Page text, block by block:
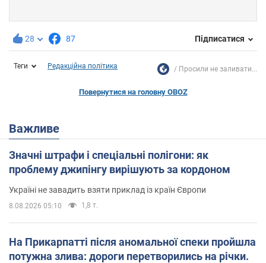
28 87 Підписатися
Теги Редакційна політика Просили не заливати...
Повернутися на головну OBOZ
Важливе
Значні штрафи і спеціальні полігони: як
проблему джипінгу вирішують за кордоном
Україні не завадить взяти приклад із країн Європи
8.08.2026 05:10 1,8 т.
На Прикарпатті після аномальної спеки пройшла
потужна злива: дороги перетворились на річки.